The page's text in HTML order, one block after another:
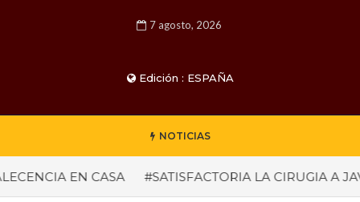
7 agosto, 2026
Edición : ESPAÑA
NOTICIAS
EN CASA #SATISFACTORIA LA CIRUGIA A